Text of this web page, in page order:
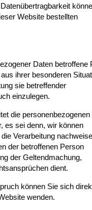
Website bestellten
Daten betroffene
ihrer besonderen
sie betreffender
einzulegen.
die personenbezogenen
es sei denn, wir können
Verarbeitung
der betroffenen Person
der Geltendmachung,
dient.
können Sie sich
wenden.